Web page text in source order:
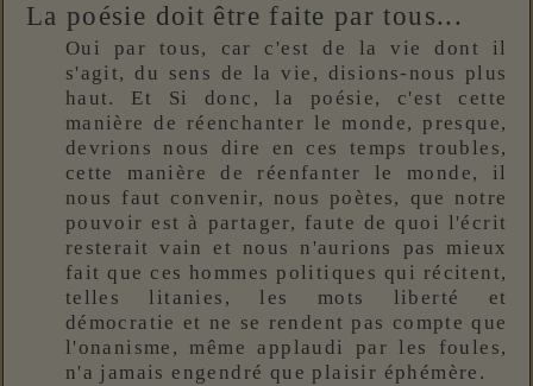
La poésie doit être faite par tous...
Oui par tous, car c'est de la vie dont il
s'agit, du sens de la vie, disions-nous plus
haut. Et Si donc, la poésie, c'est cette
manière de réenchanter le monde, presque,
devrions nous dire en ces temps troubles,
cette manière de réenfanter le monde, il
nous faut convenir, nous poètes, que notre
pouvoir est à partager, faute de quoi l'écrit
resterait vain et nous n'aurions pas mieux
fait que ces hommes politiques qui récitent,
telles litanies, les mots liberté et
démocratie et ne se rendent pas compte que
l'onanisme, même applaudi par les foules,
n'a jamais engendré que plaisir éphémère.